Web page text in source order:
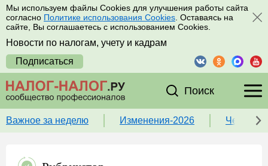
Мы используем файлы Cookies для улучшения работы сайта
согласно Политике использования Cookies . Оставаясь на
сайте, Вы соглашаетесь с использованием Cookies.
Новости по налогам, учету и кадрам
Подписаться
Поиск
Важное за неделю Изменения-2026 Чек-